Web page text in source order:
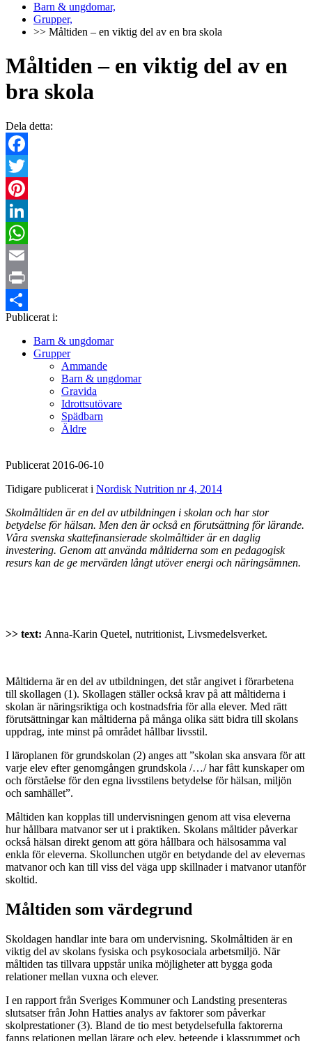
Barn & ungdomar,
Grupper,
>> Måltiden – en viktig del av en bra skola
Måltiden – en viktig del av en
bra skola
Dela detta:
Facebook
Twitter
Pinterest
LinkedIn
WhatsApp
Email
Print
Dela
Publicerat i:
Barn & ungdomar
Grupper
Ammande
Barn & ungdomar
Gravida
Idrottsutövare
Spädbarn
Äldre
Publicerat 2016-06-10
Tidigare publicerat i Nordisk Nutrition nr 4, 2014
Skolmåltiden är en del av utbildningen i skolan och har stor
betydelse för hälsan. Men den är också en förutsättning för lärande.
Våra svenska skattefinansierade skolmåltider är en daglig
investering. Genom att använda måltiderna som en pedagogisk
resurs kan de ge mervärden långt utöver energi och näringsämnen.
>> text: Anna-Karin Quetel, nutritionist, Livsmedelsverket.
Måltiderna är en del av utbildningen, det står angivet i förarbetena
till skollagen (1). Skollagen ställer också krav på att måltiderna i
skolan är näringsriktiga och kostnadsfria för alla elever. Med rätt
förutsättningar kan måltiderna på många olika sätt bidra till skolans
uppdrag, inte minst på området hållbar livsstil.
I läroplanen för grundskolan (2) anges att ”skolan ska ansvara för att
varje elev efter genomgången grundskola /…/ har fått kunskaper om
och förståelse för den egna livsstilens betydelse för hälsan, miljön
och samhället”.
Måltiden kan kopplas till undervisningen genom att visa eleverna
hur hållbara matvanor ser ut i praktiken. Skolans måltider påverkar
också hälsan direkt genom att göra hållbara och hälsosamma val
enkla för eleverna. Skollunchen utgör en betydande del av elevernas
matvanor och kan till viss del väga upp skillnader i matvanor utanför
skoltid.
Måltiden som värdegrund
Skoldagen handlar inte bara om undervisning. Skolmåltiden är en
viktig del av skolans fysiska och psykosociala arbetsmiljö. När
måltiden tas tillvara uppstår unika möjligheter att bygga goda
relationer mellan vuxna och elever.
I en rapport från Sveriges Kommuner och Landsting presenteras
slutsatser från John Hatties analys av faktorer som påverkar
skolprestationer (3). Bland de tio mest betydelsefulla faktorerna
fanns relationen mellan lärare och elev, beteende i klassrummet och